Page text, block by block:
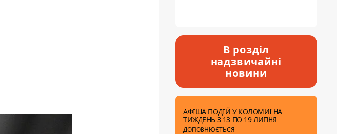
В розділ
надзвичайні
новини
АФІША ПОДІЙ У КОЛОМИЇ НА
ТИЖДЕНЬ З 13 ПО 19 ЛИПНЯ
ДОПОВНЮЄТЬСЯ